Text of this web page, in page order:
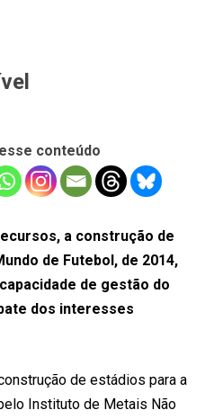
conteúdo
a construção de
de Futebol, de 2014,
de gestão do
dos interesses
de estádios para a
Instituto de Metais Não